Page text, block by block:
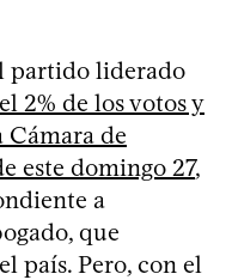
partido liderado
2% de los votos y
Cámara de
este domingo 27,
a
que
país. Pero, con el